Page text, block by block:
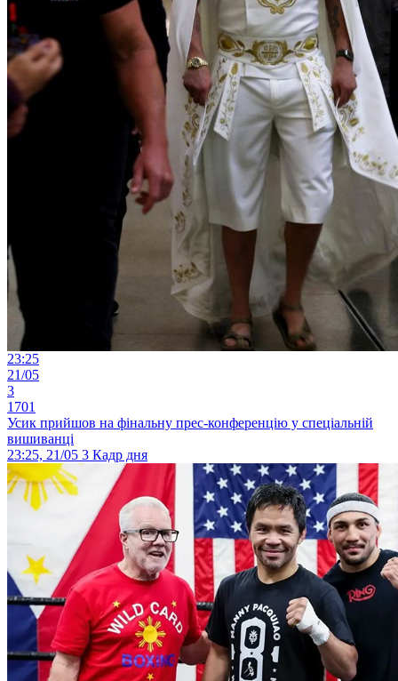
23:25
21/05
3
1701
Усик прийшов на фінальну прес-конференцію у спеціальній
вишиванці
23:25, 21/05 3 Кадр дня